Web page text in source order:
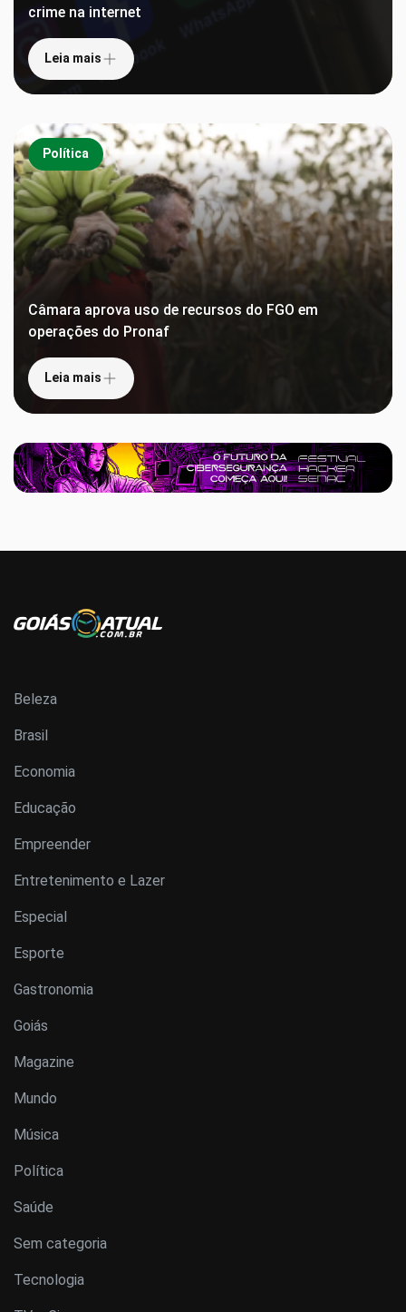
crime na internet
Leia mais
Política
Câmara aprova uso de recursos do FGO em
operações do Pronaf
Leia mais
Beleza
Brasil
Economia
Educação
Empreender
Entretenimento e Lazer
Especial
Esporte
Gastronomia
Goiás
Magazine
Mundo
Música
Política
Saúde
Sem categoria
Tecnologia